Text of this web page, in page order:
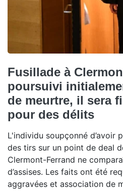
Fusillade à
poursuivi
de meurtre, il sera
pour des délits
L'individu soupçonné d’avoir
des tirs sur un point de deal
Clermont-Ferrand ne
d’assises. Les faits ont été
aggravées et association de